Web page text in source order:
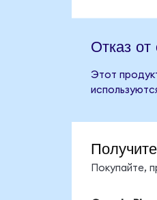
Отказ от
Этот
Покупайте,